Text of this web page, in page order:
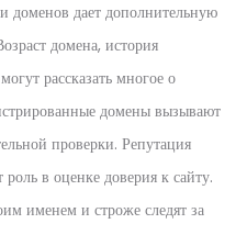
доменов дает дополнительную
домена, история
рассказать многое о
домены вызывают
проверки. Репутация
в оценке доверия к сайту.
именем и строже следят за